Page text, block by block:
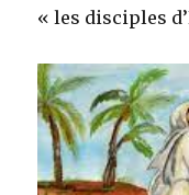
« les disciples